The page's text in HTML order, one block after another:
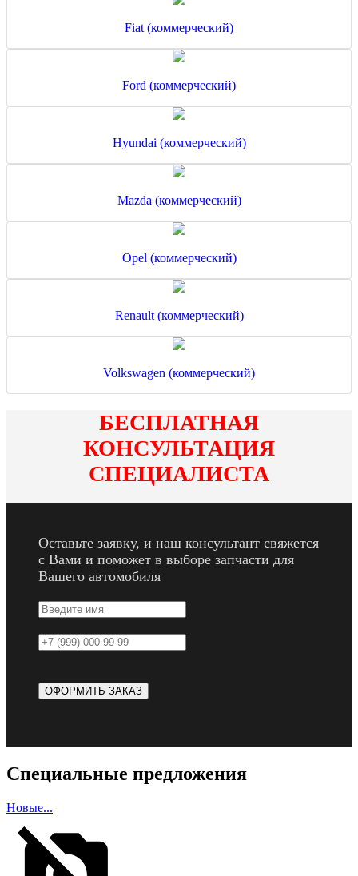
Fiat (коммерческий)
Ford (коммерческий)
Hyundai (коммерческий)
Mazda (коммерческий)
Opel (коммерческий)
Renault (коммерческий)
Volkswagen (коммерческий)
БЕСПЛАТНАЯ
КОНСУЛЬТАЦИЯ
СПЕЦИАЛИСТА
Оставьте заявку, и наш консультант свяжется
с Вами и поможет в выборе запчасти для
Вашего автомобиля
Специальные предложения
Новые...